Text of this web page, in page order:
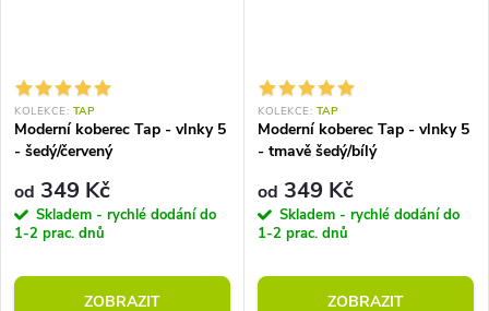
KOLEKCE: TAP
Moderní koberec Tap - vlnky 5
- šedý/červený
od 349 Kč
Skladem - rychlé dodání do
1-2 prac. dnů
ZOBRAZIT
KOLEKCE: TAP
Moderní koberec Tap - vlnky 5
- tmavě šedý/bílý
od 349 Kč
Skladem - rychlé dodání do
1-2 prac. dnů
ZOBRAZIT